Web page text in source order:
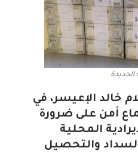
الجديدة
خالد الإعيسر، في
أمن على ضرورة
المحلية
والتحصيل